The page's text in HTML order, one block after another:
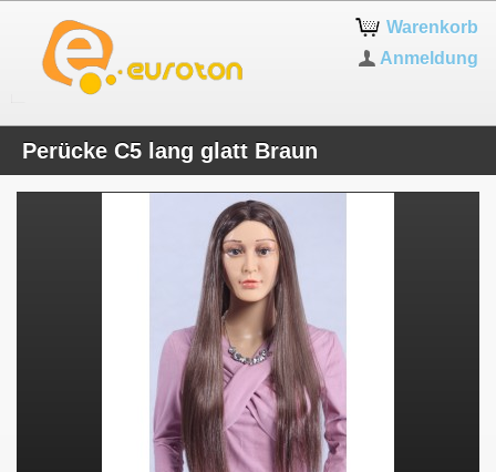
Warenkorb
Anmeldung
Perücke C5 lang glatt Braun